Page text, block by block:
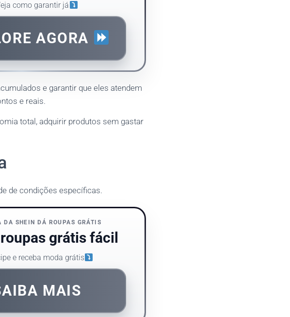
como garantir já
AGORA
e garantir que eles atendem
e reais.
total, adquirir produtos sem gastar
de condições específicas.
DA SHEIN DÁ ROUPAS GRÁTIS
grátis fácil
e receba moda grátis
MAIS